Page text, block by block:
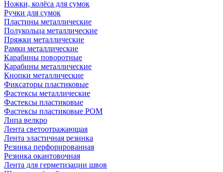
Ножки, колёса для сумок
Ручки для сумок
Пластины металлические
Полукольца металлические
Пряжки металлические
Рамки металлические
Карабины поворотные
Карабины металлические
Кнопки металлические
Фиксаторы пластиковые
Фастексы металлические
Фастексы пластиковые
Фастексы пластиковые POM
Липа велкро
Лента светоотражающая
Лента эластичная резинка
Резинка перфорированная
Резинка окантовочная
Лента для герметизации швов